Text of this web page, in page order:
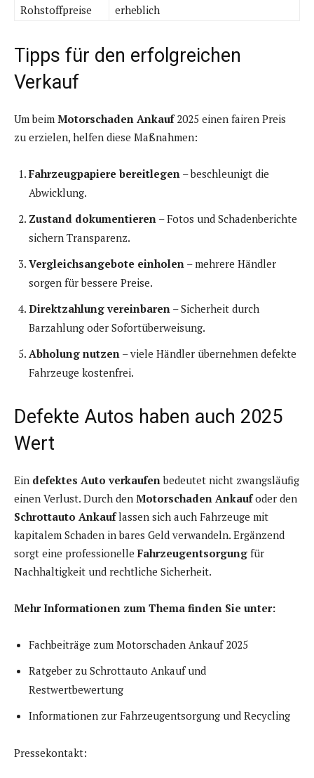
Rohstoffpreise
erheblich
Tipps für den erfolgreichen
Verkauf
Um beim Motorschaden Ankauf2025 einen fairen Preis
zu erzielen, helfen diese Maßnahmen:
Fahrzeugpapiere bereitlegen – beschleunigt die
Abwicklung.
Zustand dokumentieren – Fotos und Schadenberichte
sichern Transparenz.
Vergleichsangebote einholen – mehrere Händler
sorgen für bessere Preise.
Direktzahlung vereinbaren – Sicherheit durch
Barzahlung oder Sofortüberweisung.
Abholung nutzen – viele Händler übernehmen defekte
Fahrzeuge kostenfrei.
Defekte Autos haben auch 2025
Wert
Ein defektes Auto verkaufenbedeutet nicht zwangsläufig
einen Verlust. Durch den Motorschaden Ankaufoder den
Schrottauto Ankauflassen sich auch Fahrzeuge mit
kapitalem Schaden in bares Geld verwandeln. Ergänzend
sorgt eine professionelle Fahrzeugentsorgung für
Nachhaltigkeit und rechtliche Sicherheit.
Mehr Informationen zum Thema finden Sie unter:
Fachbeiträge zum Motorschaden Ankauf 2025
Ratgeber zu Schrottauto Ankauf und
Restwertbewertung
Informationen zur Fahrzeugentsorgung und Recycling
Pressekontakt: